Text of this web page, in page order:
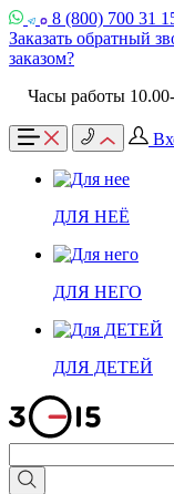
8 (800) 700 31
Заказать обратный
заказом?
Часы работы
ДЛЯ НЕЁ
ДЛЯ НЕГО
ДЛЯ ДЕТЕЙ